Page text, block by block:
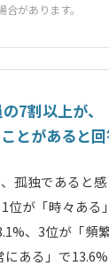
があります。
7割以上が、
とがあると
孤独であると
位が「時々ある
、3位が「頻
ある」で